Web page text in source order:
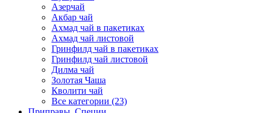
Азерчай
Акбар чай
Ахмад чай в пакетиках
Ахмад чай листовой
Гринфилд чай в пакетиках
Гринфилд чай листовой
Дилма чай
Золотая Чаша
Кволити чай
Все категории (23)